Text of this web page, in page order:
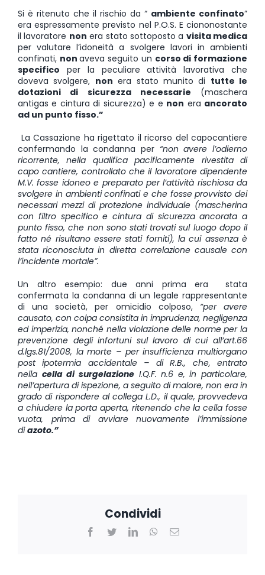
Si è ritenuto che il rischio da “ ambiente confinato”
era espressamente previsto nel P.O.S. E ciononostante
il lavoratore non era stato sottoposto a visita medica
per valutare l’idoneità a svolgere lavori in ambienti
confinati, nonaveva seguito un corso di formazione
specifico per la peculiare attività lavorativa che
doveva svolgere, non era stato munito di tutte le
dotazioni di sicurezza necessarie (maschera
antigas e cintura di sicurezza) e e non era ancorato
ad un punto fisso.”
La Cassazione ha rigettato il ricorso del capocantiere
confermando la condanna per “non avere l’odierno
ricorrente, nella qualifica pacificamente rivestita di
capo cantiere, controllato che il lavoratore dipendente
M.V. fosse idoneo e preparato per l’attività rischiosa da
svolgere in ambienti confinati e che fosse provvisto dei
necessari mezzi di protezione individuale (mascherina
con filtro specifico e cintura di sicurezza ancorata a
punto fisso, che non sono stati trovati sul luogo dopo il
fatto né risultano essere stati forniti), la cui assenza è
stata riconosciuta in diretta correlazione causale con
l’incidente mortale”.
Un altro esempio: due anni prima era stata
confermata la condanna di un legale rappresentante
di una società, per omicidio colposo, “per avere
causato, con colpa consistita in imprudenza, negligenza
ed imperizia, nonché nella violazione delle norme per la
prevenzione degli infortuni sul lavoro di cui all’art.66
d.lgs.81/2008, la morte – per insufficienza multiorgano
post ipotermia accidentale – di R.B., che, entrato
nella cella di surgelazioneI.Q.F. n.6 e, in particolare,
nell’apertura di ispezione, a seguito di malore, non era in
grado di rispondere al collega L.D., il quale, provvedeva
a chiudere la porta aperta, ritenendo che la cella fosse
vuota, prima di avviare nuovamente l’immissione
diazoto.”
Condividi
Facebook
TwitterLinkedInWhatsApp
Email